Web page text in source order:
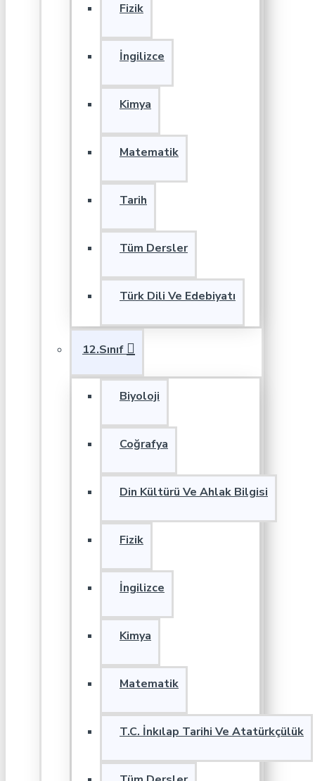
Fizik
İngilizce
Kimya
Matematik
Tarih
Tüm Dersler
Türk Dili Ve Edebiyatı
12.Sınıf
Biyoloji
Coğrafya
Din Kültürü Ve Ahlak Bilgisi
Fizik
İngilizce
Kimya
Matematik
T.C. İnkılap Tarihi Ve Atatürkçülük